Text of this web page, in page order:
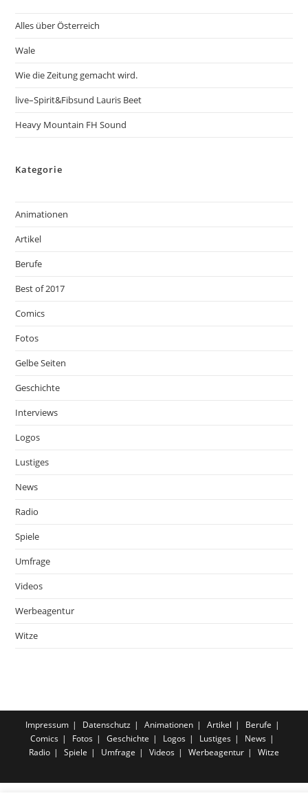
Alles über Österreich
Wale
Wie die Zeitung gemacht wird.
live–Spirit&Fibsund Lauris Beet
Heavy Mountain FH Sound
Kategorie
Animationen
Artikel
Berufe
Best of 2017
Comics
Fotos
Gelbe Seiten
Geschichte
Interviews
Logos
Lustiges
News
Radio
Spiele
Umfrage
Videos
Werbeagentur
Witze
Impressum Datenschutz Animationen Artikel
Berufe
Comics
Fotos Geschichte Logos Lustiges
News
Radio
Spiele Umfrage Videos Werbeagentur Witze